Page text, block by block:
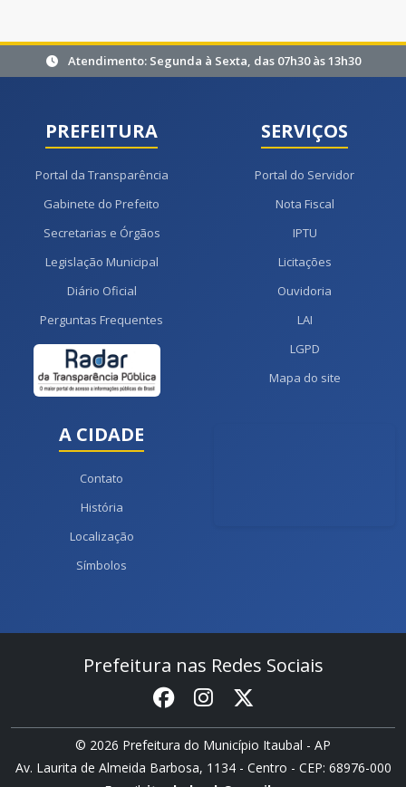
Atendimento: Segunda à Sexta, das 07h30 às 13h30
PREFEITURA
Portal da Transparência
Gabinete do Prefeito
Secretarias e Órgãos
Legislação Municipal
Diário Oficial
Perguntas Frequentes
SERVIÇOS
Portal do Servidor
Nota Fiscal
IPTU
Licitações
Ouvidoria
LAI
LGPD
Mapa do site
A CIDADE
Contato
História
Localização
Símbolos
Prefeitura nas Redes Sociais
© 2026 Prefeitura do Município Itaubal - AP
Av. Laurita de Almeida Barbosa, 1134 - Centro - CEP: 68976-000